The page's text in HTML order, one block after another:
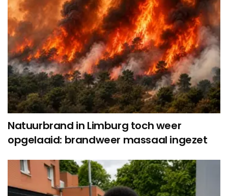
Natuurbrand in Limburg toch weer
opgelaaid: brandweer massaal ingezet